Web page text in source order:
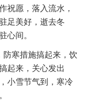
祝愿，落入流水，
足美好，逝去冬
心间。
防寒措施搞起来，饮
起来，关心发出
小雪节气到，寒冷